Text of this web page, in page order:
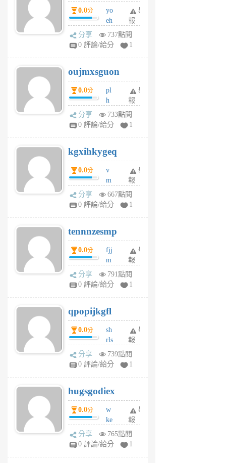
m
v
A
V
個
月
前
0.0分
yo
eh
ld
gy
個
月
前
舉
報
分享
737點閱
0 評論/給分
1
oujmxsguon
0.0分
pl
h
wi
w
6
個
月
前
舉
報
分享
733點閱
0 評論/給分
1
kgxihkygeq
0.0分
v
m
sg
sr
6
個
月
前
舉
報
分享
667點閱
0 評論/給分
1
tennnzesmp
0.0分
fjj
m
w
rs
6
個
月
前
舉
報
分享
791點閱
0 評論/給分
1
qpopijkgfl
0.0分
sh
rls
k
m
6
個
月
前
舉
報
分享
739點閱
0 評論/給分
1
hugsgodiex
0.0分
w
ke
rv
pj
舉
報
分享
765點閱
0 評論/給分
1